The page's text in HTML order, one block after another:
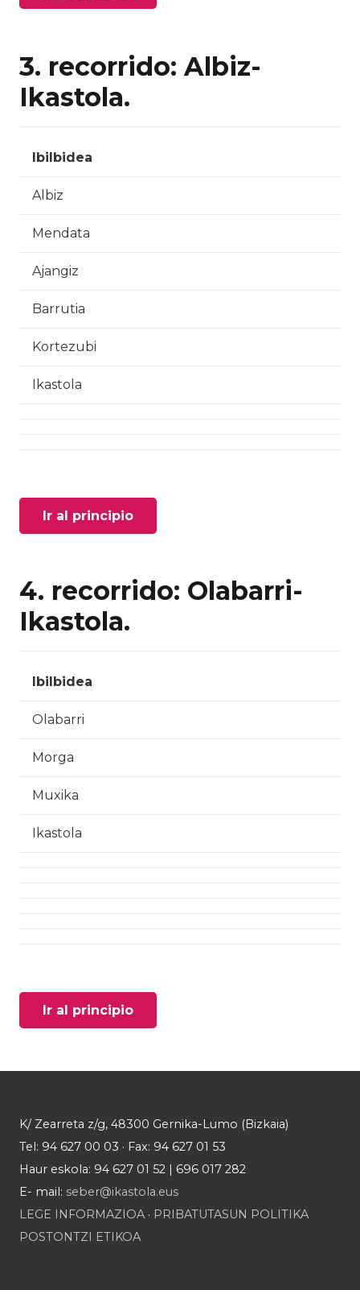
3. recorrido: Albiz-
Ikastola.
Ibilbidea
Albiz
Mendata
Ajangiz
Barrutia
Kortezubi
Ikastola
Ir al principio
4. recorrido: Olabarri-
Ikastola.
Ibilbidea
Olabarri
Morga
Muxika
Ikastola
Ir al principio
K/ Zearreta z/g, 48300 Gernika-Lumo (Bizkaia)
Tel: 94 627 00 03 · Fax: 94 627 01 53
Haur eskola: 94 627 01 52 | 696 017 282
E- mail: seber@ikastola.eus
LEGE INFORMAZIOA · PRIBATUTASUN POLITIKA
POSTONTZI ETIKOA